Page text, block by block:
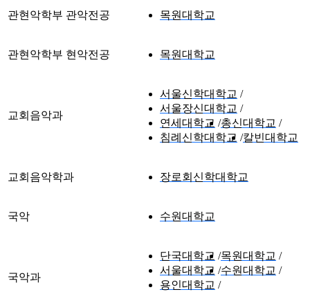
관현악학부 관악전공 목원대학교
관현악학부 현악전공 목원대학교
교회음악과
서울신학대학교
서울장신대학교
연세대학교 총신대학교
침례신학대학교 칼빈대학교
교회음악학과 장로회신학대학교
국악 수원대학교
국악과
단국대학교 목원대학교
서울대학교 수원대학교
용인대학교